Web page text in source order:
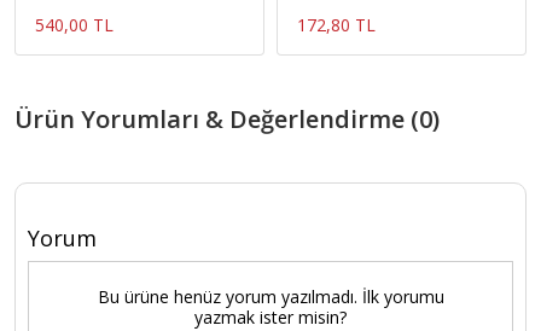
540,00 TL 172,80 TL
Ürün Yorumları & Değerlendirme (0)
Yorum
Bu ürüne henüz yorum yazılmadı. İlk yorumu
yazmak ister misin?